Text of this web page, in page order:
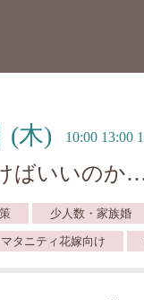
(木) 10:00 13:00
ばいいのか
少人数・家族婚
マタニティ花嫁向け